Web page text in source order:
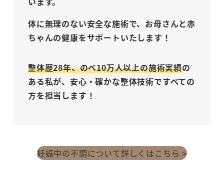
体に無理のない安全な施術で、お母さんと赤
ちゃんの健康をサポートいたします！
整体歴28年、のべ10万人以上の施術実績の
ある私が、安心・確かな整体技術ですべての
方を担当します！
妊娠中の不調について詳しくはこちら >